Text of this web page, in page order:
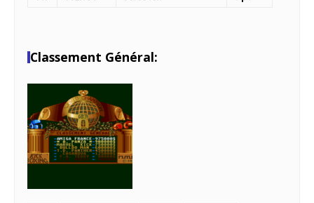
Classement Général: